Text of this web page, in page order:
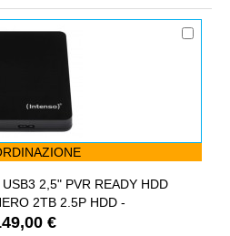
2,5" PVR READY HDD
2TB 2.5P HDD -
€